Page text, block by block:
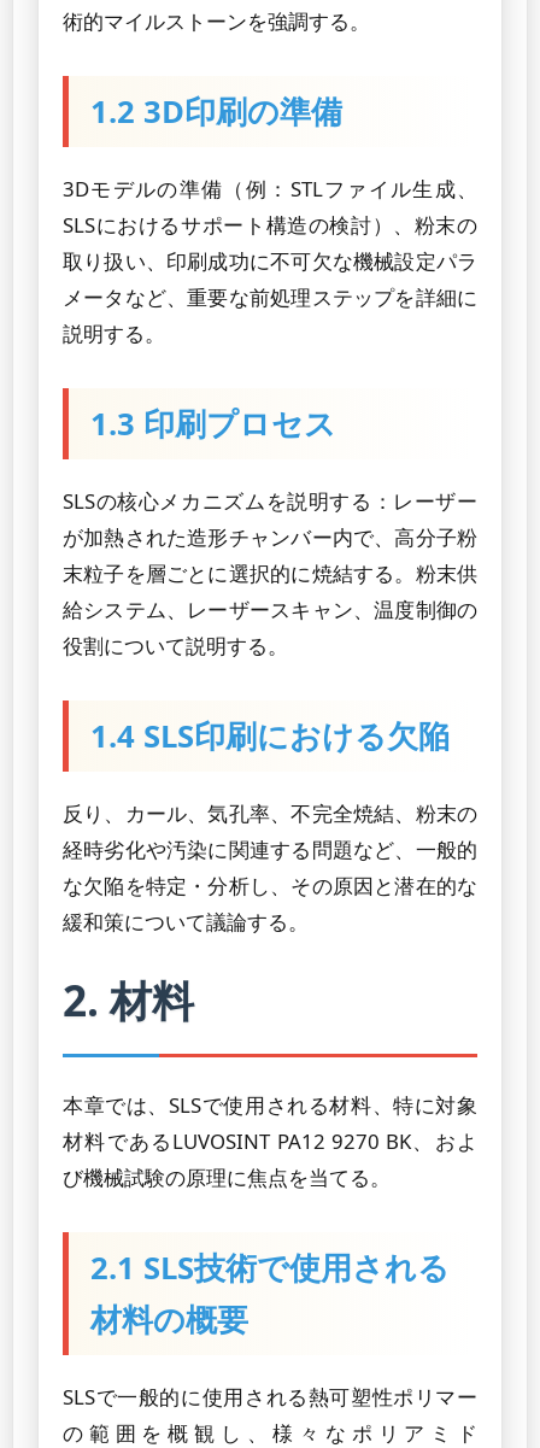
術的マイルストーンを強調する。
1.2 3D印刷の準備
3Dモデルの準備（例：STLファイル生成、
SLSにおけるサポート構造の検討）、粉末の
取り扱い、印刷成功に不可欠な機械設定パラ
メータなど、重要な前処理ステップを詳細に
説明する。
1.3 印刷プロセス
SLSの核心メカニズムを説明する：レーザー
が加熱された造形チャンバー内で、高分子粉
末粒子を層ごとに選択的に焼結する。粉末供
給システム、レーザースキャン、温度制御の
役割について説明する。
1.4 SLS印刷における欠陥
反り、カール、気孔率、不完全焼結、粉末の
経時劣化や汚染に関連する問題など、一般的
な欠陥を特定・分析し、その原因と潜在的な
緩和策について議論する。
2. 材料
本章では、SLSで使用される材料、特に対象
材料であるLUVOSINT PA12 9270 BK、およ
び機械試験の原理に焦点を当てる。
2.1 SLS技術で使用される
材料の概要
SLSで一般的に使用される熱可塑性ポリマー
の範囲を概観し、様々なポリアミド